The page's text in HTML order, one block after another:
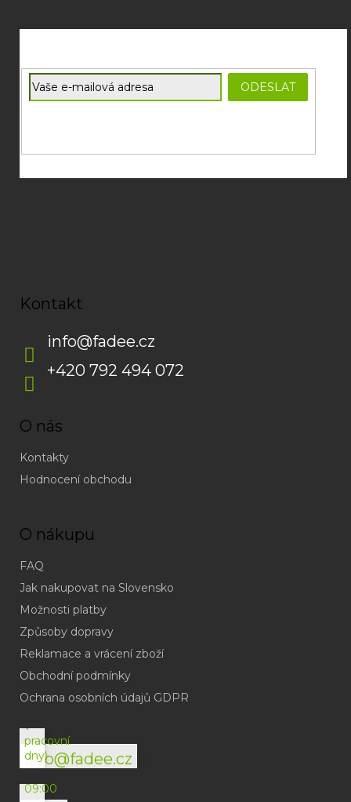
E-mail
ODESLAT
Kontakt
info@fadee.cz
+420 792 494 072
O nás
Kontakty
Hodnocení obchodu
O nákupu
FAQ
Jak nakupovat na Slovensko
Možnosti platby
Způsoby dopravy
Reklamace a vrácení zboží
Obchodní podmínky
Ochrana osobních údajů GDPR
info@fadee.cz
(odpověď
do
v
pracovní
dny)
(Po-
09:00